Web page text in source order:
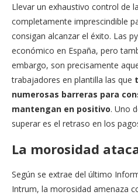
Llevar un exhaustivo control de
completamente imprescindible
consigan alcanzar el éxito. Las
económico en España, pero
embargo, son precisamente
trabajadores en plantilla las que
numerosas barreras para
mantengan en positivo. Uno
superar es el retraso en los
La morosidad
Según se extrae del último
Intrum, la morosidad amenaza